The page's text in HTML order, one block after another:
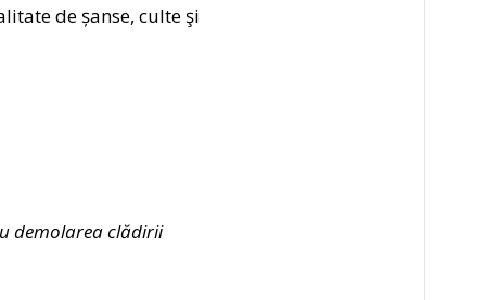
de șanse, culte şi
demolarea clădirii